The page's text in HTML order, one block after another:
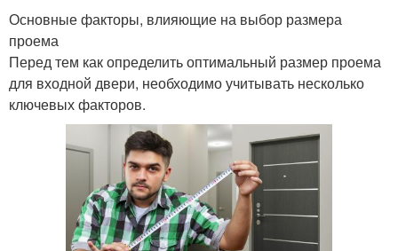
Основные факторы, влияющие на выбор размера
проема
Перед тем как определить оптимальный размер проема
для входной двери, необходимо учитывать несколько
ключевых факторов.